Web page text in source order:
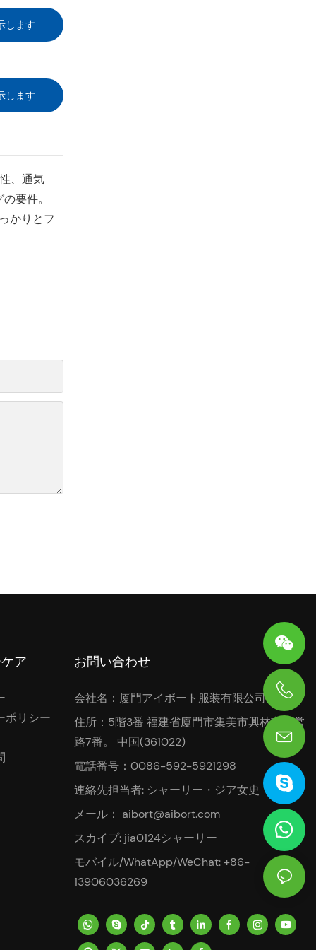
します
します
、通気
要件。
かりとフ
ア
ポリシー
お問い合わせ
会社名：厦門アイボート服装有限公司
住所：5階3番 福建省廈門市集美市興林市金営
路7番。 中国(361022)
電話番号：0086-592-5921298
連絡先担当者: シャーリー・ジア女史
メール： aibort@aibort.com
スカイプ: jia0124シャーリー
モバイル/WhatApp/WeChat: +86-
13906036269